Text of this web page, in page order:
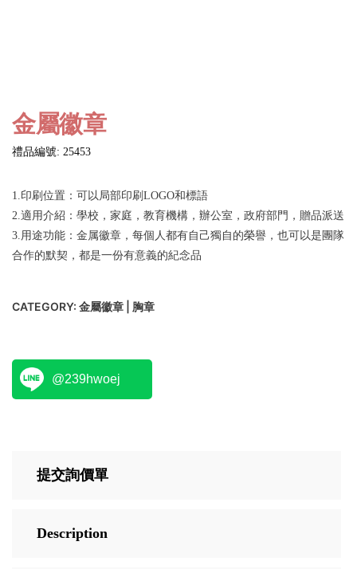
金屬徽章
禮品編號: 25453
1.印刷位置：可以局部印刷LOGO和標語
2.適用介紹：學校，家庭，教育機構，辦公室，政府部門，贈品派送
3.用途功能：金属徽章，每個人都有自己獨自的榮譽，也可以是團隊
合作的默契，都是一份有意義的紀念品
CATEGORY: 金屬徽章 | 胸章
@239hwoej
提交詢價單
Description